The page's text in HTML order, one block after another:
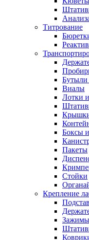
Титрование
Бутыли
Виалы
Лотки
Боксы
Пакеты
Стойки
Крепление
Зажимы